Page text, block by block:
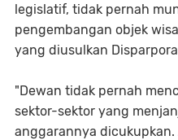
legislatif, tidak pernah
pengembangan objek
yang diusulkan
"Dewan tidak pernah
sektor-sektor yang
anggarannya